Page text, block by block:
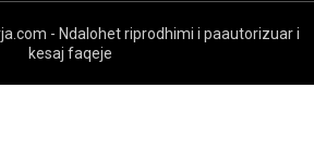
- Ndalohet riprodhimi i paautorizuar i
kesaj faqeje